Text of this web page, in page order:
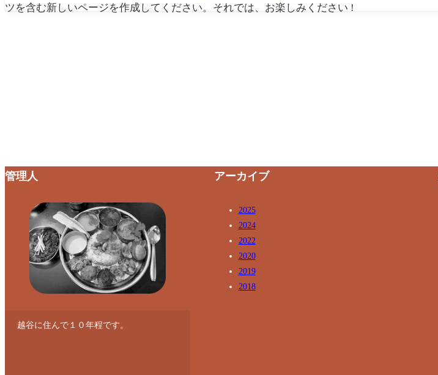
ツを含む新しいページを作成してください。それでは、お楽しみください !
管理人
越谷に住んで１０年程です。
アーカイブ
2025
2024
2022
2020
2019
2018